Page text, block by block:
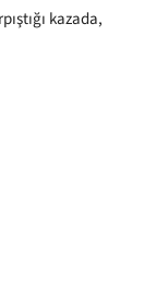
kazada,